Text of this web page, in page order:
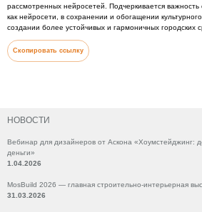
НОВОСТИ
Вебинар для дизайнеров от Аскона «Хоумстейджинг:
деньги»
1.04.2026
MosBuild 2026 — главная строительно-интерьерная
31.03.2026
рассмотренных нейросетей. Подчеркивается
как нейросети, в сохранении и обогащении
создании более устойчивых и гармоничных городских
Скопировать ссылку